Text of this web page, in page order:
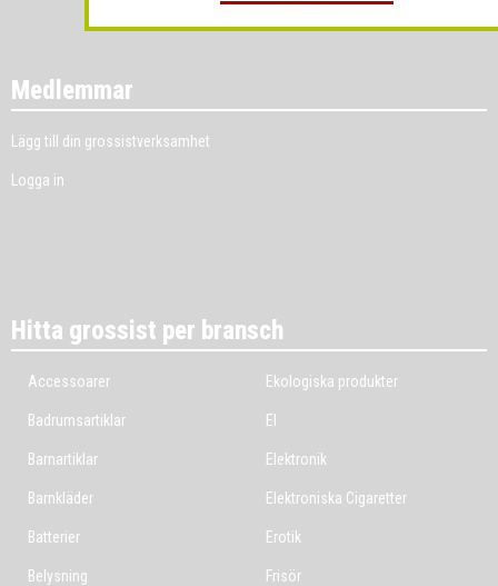
Medlemmar
Lägg till din grossistverksamhet
Logga in
Hitta grossist per bransch
Accessoarer
Badrumsartiklar
Barnartiklar
Barnkläder
Batterier
Belysning
Ekologiska produkter
El
Elektronik
Elektroniska Cigaretter
Erotik
Frisör